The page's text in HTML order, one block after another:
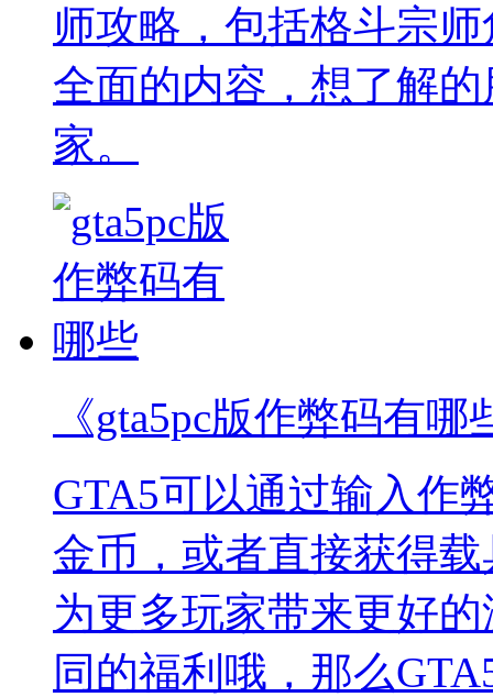
师攻略，包括格斗宗
全面的内容，想了解
家。
《gta5pc版作弊码有哪
GTA5可以通过输入作
金币，或者直接获得
为更多玩家带来更好
同的福利哦，那么